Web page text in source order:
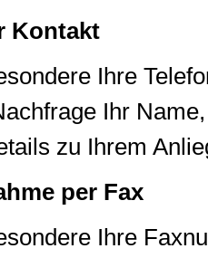
Kontakt
Ihre
Ihr
zu Ihrem
per Fax
Ihre